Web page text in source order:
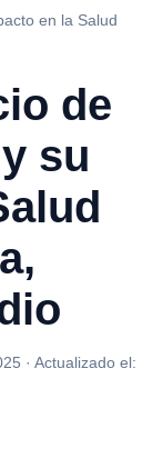
en la Salud
de
su
· Actualizado el: